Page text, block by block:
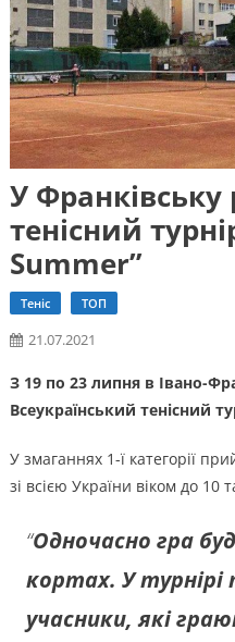
У Франківську
тенісний
Summer”
Теніс ТОП
21.07.2021
З 19 по 23 липня в Івано-
Всеукраїнський тенісний
У змаганнях 1-ї категорії
зі всією України віком до 10
“Одночасно гра
кортах. У турнірі
учасники, які